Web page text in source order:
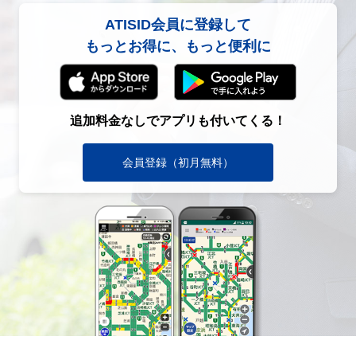
ATISID会員に登録して
もっとお得に、もっと便利に
追加料金なしでアプリも付いてくる！
会員登録（初月無料）